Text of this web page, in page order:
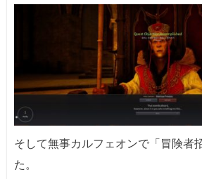
そして無事カルフェオンで「冒険者
た。